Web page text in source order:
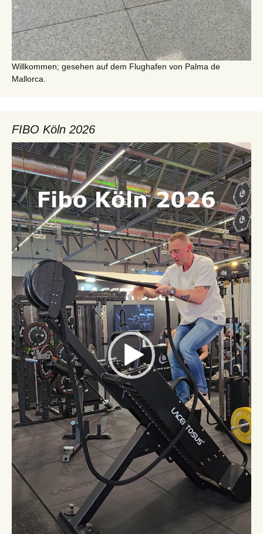
Willkommen; gesehen auf dem Flughafen von Palma de
Mallorca.
FIBO Köln 2026
Video-
Player